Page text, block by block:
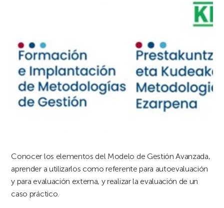
Conocer los elementos del Modelo de Gestión Avanzada,
aprender a utilizarlos como referente para autoevaluación
y para evaluación externa, y realizar la evaluación de un
caso práctico.